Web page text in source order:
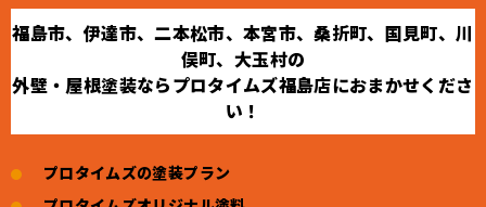
福島市、伊達市、二本松市、本宮市、桑折町、国見町、川
俣町、大玉村の
外壁・屋根塗装ならプロタイムズ福島店におまかせくださ
い！
プロタイムズの塗装プラン